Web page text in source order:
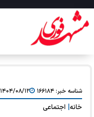
شناسه خبر:۱۶۶۱۸۴ ۱۴۰۴/۰۸/۱۲ ۱۵:۰۰:۰۰
خانه اجتماعی